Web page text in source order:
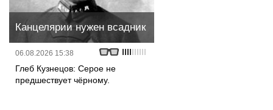
Канцелярии нужен всадник
06.08.2026 15:38
Глеб Кузнецов: Серое не
предшествует чёрному.